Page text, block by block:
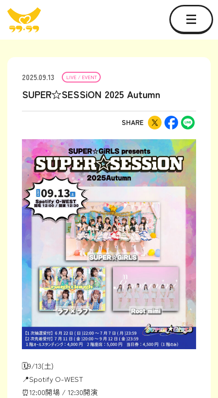
2025.09.13 LIVE / EVENT
SUPER☆SESSiON 2025 Autumn
SHARE
🗓️9/13(土)
📍Spotify O-WEST
⏰12:00開場 / 12:30開演